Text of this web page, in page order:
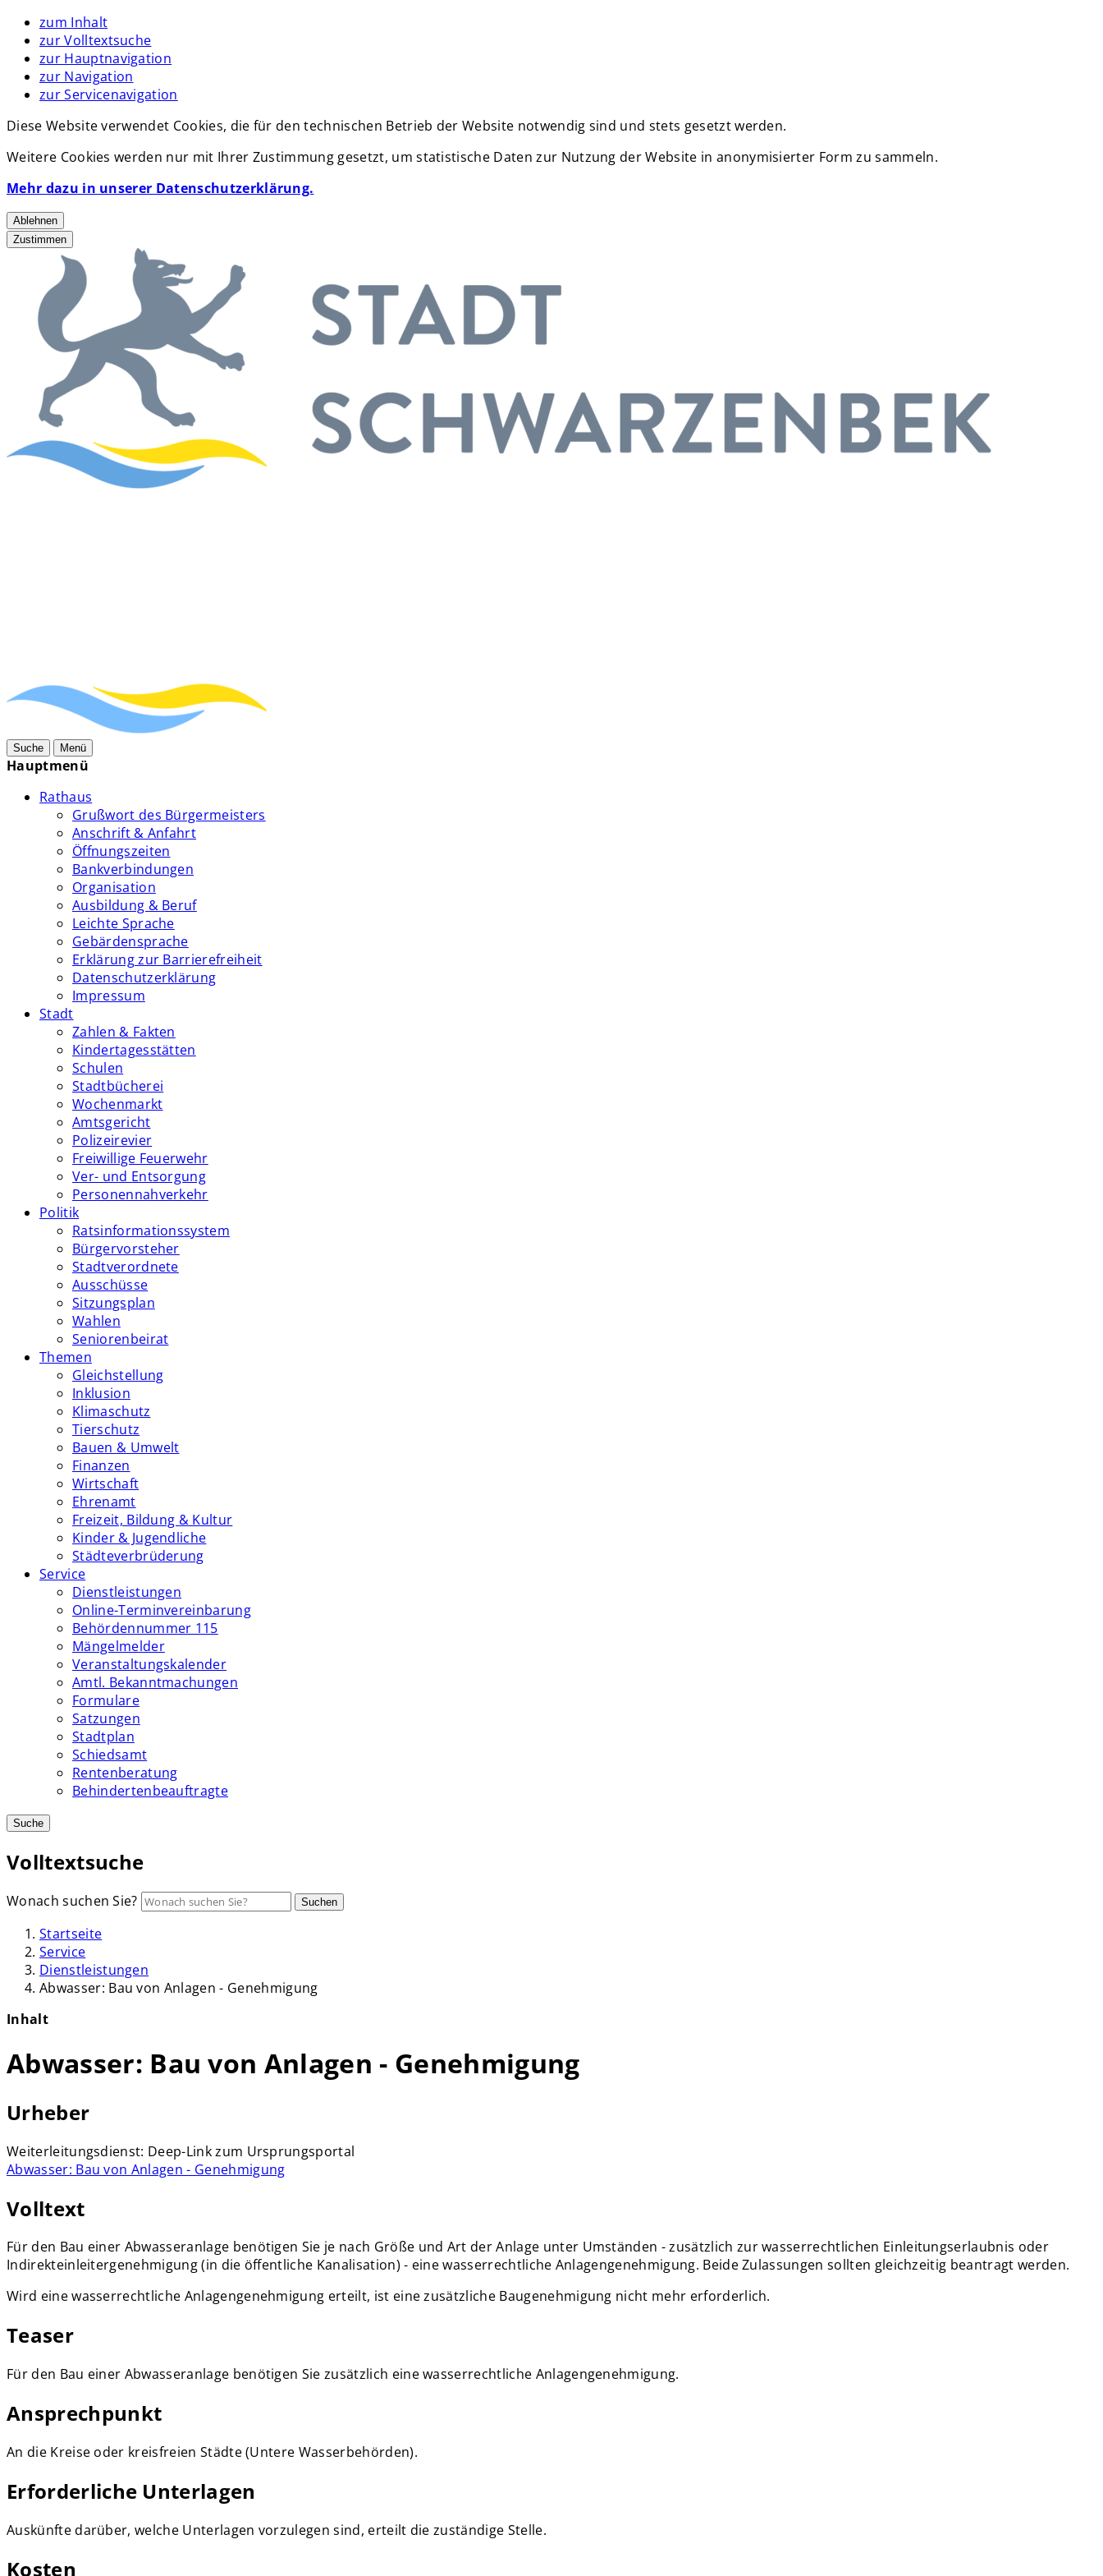
zum Inhalt
zur Volltextsuche
zur Hauptnavigation
zur Navigation
zur Servicenavigation
Diese Website verwendet Cookies, die für den technischen Betrieb der Website notwendig sind und stets gesetzt werden.
Weitere Cookies werden nur mit Ihrer Zustimmung gesetzt, um statistische Daten zur Nutzung der Website in anonymisierter Form zu sammeln.
Mehr dazu in unserer Datenschutzerklärung.
Ablehnen
Zustimmen
Suche Menü
Hauptmenü
Rathaus
Grußwort des Bürgermeisters
Anschrift & Anfahrt
Öffnungszeiten
Bankverbindungen
Organisation
Ausbildung & Beruf
Leichte Sprache
Gebärdensprache
Erklärung zur Barrierefreiheit
Datenschutzerklärung
Impressum
Stadt
Zahlen & Fakten
Kindertagesstätten
Schulen
Stadtbücherei
Wochenmarkt
Amtsgericht
Polizeirevier
Freiwillige Feuerwehr
Ver- und Entsorgung
Personennahverkehr
Politik
Ratsinformationssystem
Bürgervorsteher
Stadtverordnete
Ausschüsse
Sitzungsplan
Wahlen
Seniorenbeirat
Themen
Gleichstellung
Inklusion
Klimaschutz
Tierschutz
Bauen & Umwelt
Finanzen
Wirtschaft
Ehrenamt
Freizeit, Bildung & Kultur
Kinder & Jugendliche
Städteverbrüderung
Service
Dienstleistungen
Online-Terminvereinbarung
Behördennummer 115
Mängelmelder
Veranstaltungskalender
Amtl. Bekanntmachungen
Formulare
Satzungen
Stadtplan
Schiedsamt
Rentenberatung
Behindertenbeauftragte
Suche
Volltextsuche
Wonach suchen Sie? Suchen
Startseite
Service
Dienstleistungen
Abwasser: Bau von Anlagen - Genehmigung
Inhalt
Abwasser: Bau von Anlagen - Genehmigung
Urheber
Weiterleitungsdienst: Deep-Link zum Ursprungsportal
Abwasser: Bau von Anlagen - Genehmigung
Volltext
Für den Bau einer Abwasseranlage benötigen Sie je nach Größe und Art der Anlage unter Umständen - zusätzlich zur wasserrechtlichen Einleitungserlaubnis oder
Indirekteinleitergenehmigung (in die öffentliche Kanalisation) - eine wasserrechtliche Anlagengenehmigung. Beide Zulassungen sollten gleichzeitig beantragt werden.
Wird eine wasserrechtliche Anlagengenehmigung erteilt, ist eine zusätzliche Baugenehmigung nicht mehr erforderlich.
Teaser
Für den Bau einer Abwasseranlage benötigen Sie zusätzlich eine wasserrechtliche Anlagengenehmigung.
Ansprechpunkt
An die Kreise oder kreisfreien Städte (Untere Wasserbehörden).
Erforderliche Unterlagen
Auskünfte darüber, welche Unterlagen vorzulegen sind, erteilt die zuständige Stelle.
Kosten